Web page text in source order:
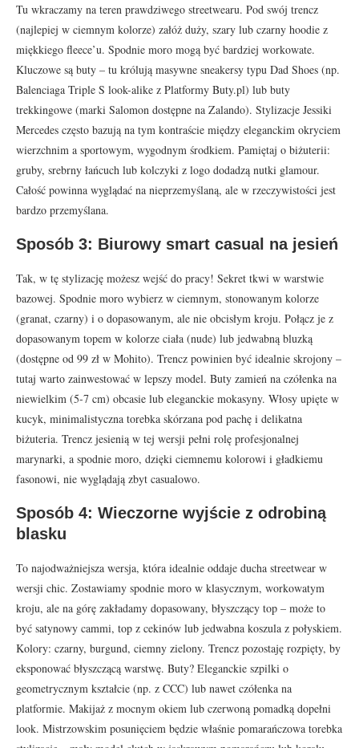
Tu wkraczamy na teren prawdziwego streetwearu. Pod swój trencz
(najlepiej w ciemnym kolorze) załóż duży, szary lub czarny hoodie z
miękkiego fleece’u. Spodnie moro mogą być bardziej workowate.
Kluczowe są buty – tu królują masywne sneakersy typu Dad Shoes (np.
Balenciaga Triple S look-alike z Platformy Buty.pl) lub buty
trekkingowe (marki Salomon dostępne na Zalando). Stylizacje Jessiki
Mercedes często bazują na tym kontraście między eleganckim okryciem
wierzchnim a sportowym, wygodnym środkiem. Pamiętaj o biżuterii:
gruby, srebrny łańcuch lub kolczyki z logo dodadzą nutki glamour.
Całość powinna wyglądać na nieprzemyślaną, ale w rzeczywistości jest
bardzo przemyślana.
Sposób 3: Biurowy smart casual na jesień
Tak, w tę stylizację możesz wejść do pracy! Sekret tkwi w warstwie
bazowej. Spodnie moro wybierz w ciemnym, stonowanym kolorze
(granat, czarny) i o dopasowanym, ale nie obcisłym kroju. Połącz je z
dopasowanym topem w kolorze ciała (nude) lub jedwabną bluzką
(dostępne od 99 zł w Mohito). Trencz powinien być idealnie skrojony –
tutaj warto zainwestować w lepszy model. Buty zamień na czółenka na
niewielkim (5-7 cm) obcasie lub eleganckie mokasyny. Włosy upięte w
kucyk, minimalistyczna torebka skórzana pod pachę i delikatna
biżuteria. Trencz jesienią w tej wersji pełni rolę profesjonalnej
marynarki, a spodnie moro, dzięki ciemnemu kolorowi i gładkiemu
fasonowi, nie wyglądają zbyt casualowo.
Sposób 4: Wieczorne wyjście z odrobiną
blasku
To najodważniejsza wersja, która idealnie oddaje ducha streetwear w
wersji chic. Zostawiamy spodnie moro w klasycznym, workowatym
kroju, ale na górę zakładamy dopasowany, błyszczący top – może to
być satynowy cammi, top z cekinów lub jedwabna koszula z połyskiem.
Kolory: czarny, burgund, ciemny zielony. Trencz pozostaję rozpięty, by
eksponować błyszczącą warstwę. Buty? Eleganckie szpilki o
geometrycznym kształcie (np. z CCC) lub nawet czółenka na
platformie. Makijaż z mocnym okiem lub czerwoną pomadką dopełni
look. Mistrzowskim posunięciem będzie właśnie pomarańczowa torebka